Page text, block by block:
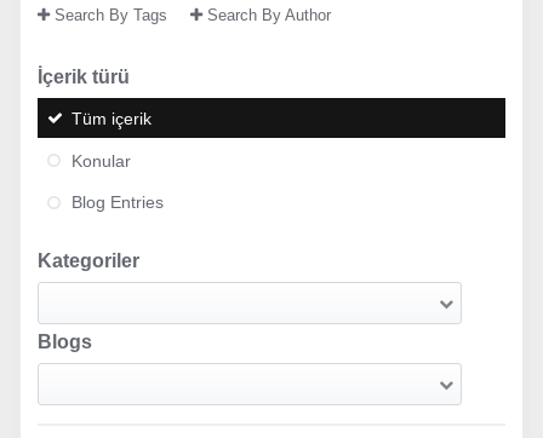
Search By Tags Search By Author
İçerik türü
Tüm içerik
Konular
Blog Entries
Kategoriler
Blogs